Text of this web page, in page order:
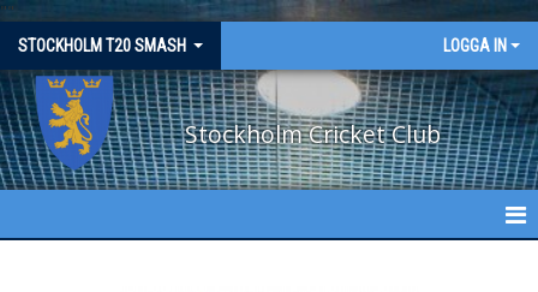
""
STOCKHOLM T20 SMASH LOGGA IN
Stockholm Cricket Club